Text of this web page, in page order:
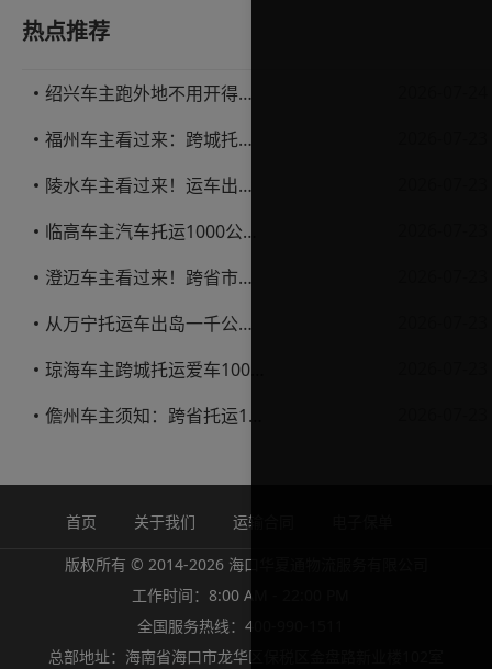
热点推荐
绍兴车主跑外地不用开得累？这份汽车托运实用指南收好不亏
福州车主看过来：跨城托运1000公里，这笔账要怎么算才不亏
陵水车主看过来！运车出岛一千公里，这笔账得这么算
临高车主汽车托运1000公里省钱避坑指南
澄迈车主看过来！跨省市托运私家车，这些账得算明白
从万宁托运车出岛一千公里，这笔钱该怎么花才不踩坑
儋州车主须知：跨省托运1000公里费用怎么算？
首页 关于我们 运输合同
版权所有 © 2014-2026 海口华夏通物流服务有限公司
工作时间：8:00 AM - 22:00 PM
全国服务热线：400-990-1511
总部地址：海南省海口市龙华区保税区金盘路新业楼102室